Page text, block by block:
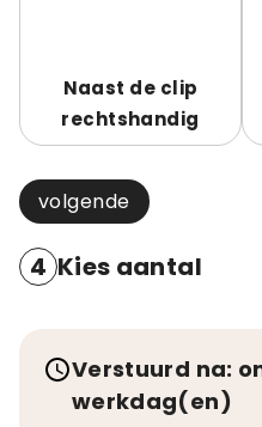
Naast de clip
rechtshandig
volgende
4 Kies aantal
Verstuurd na:
werkdag(en)